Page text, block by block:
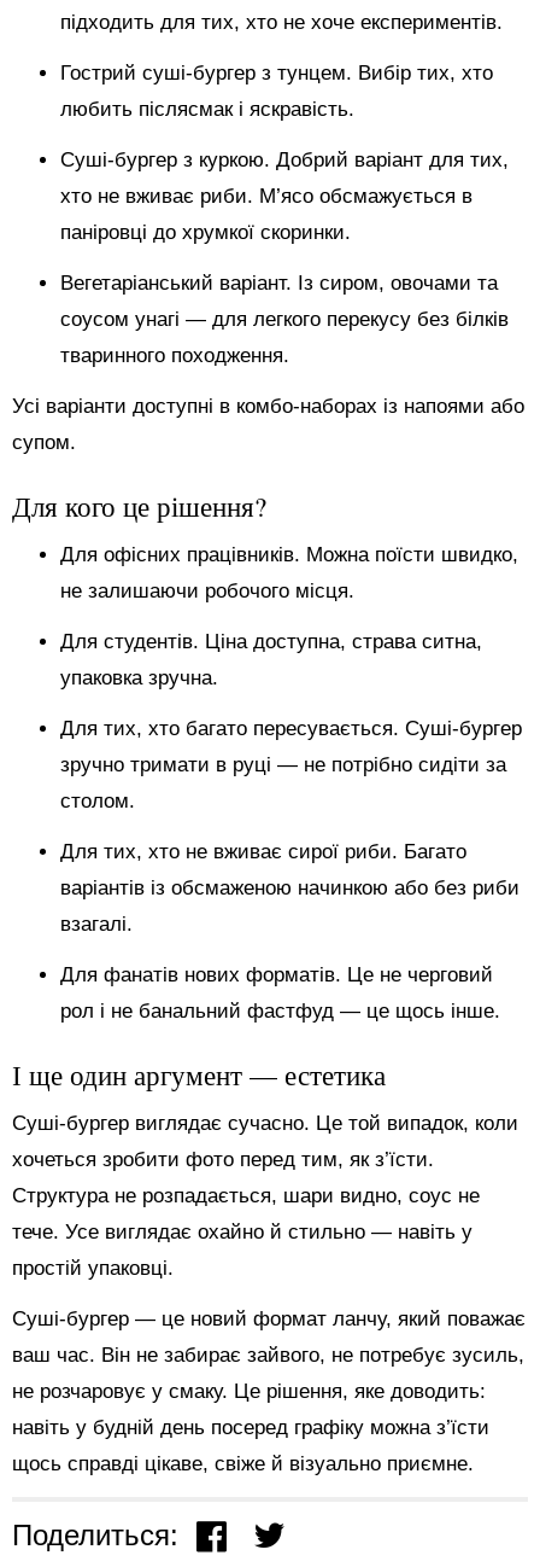
підходить для тих, хто не хоче експериментів.
Гострий суші-бургер з тунцем. Вибір тих, хто
любить післясмак і яскравість.
Суші-бургер з куркою. Добрий варіант для тих,
хто не вживає риби. М’ясо обсмажується в
паніровці до хрумкої скоринки.
Вегетаріанський варіант. Із сиром, овочами та
соусом унагі — для легкого перекусу без білків
тваринного походження.
Усі варіанти доступні в комбо-наборах із напоями або
супом.
Для кого це рішення?
Для офісних працівників. Можна поїсти швидко,
не залишаючи робочого місця.
Для студентів. Ціна доступна, страва ситна,
упаковка зручна.
Для тих, хто багато пересувається. Суші-бургер
зручно тримати в руці — не потрібно сидіти за
столом.
Для тих, хто не вживає сирої риби. Багато
варіантів із обсмаженою начинкою або без риби
взагалі.
Для фанатів нових форматів. Це не черговий
рол і не банальний фастфуд — це щось інше.
І ще один аргумент — естетика
Суші-бургер виглядає сучасно. Це той випадок, коли
хочеться зробити фото перед тим, як з’їсти.
Структура не розпадається, шари видно, соус не
тече. Усе виглядає охайно й стильно — навіть у
простій упаковці.
Суші-бургер — це новий формат ланчу, який поважає
ваш час. Він не забирає зайвого, не потребує зусиль,
не розчаровує у смаку. Це рішення, яке доводить:
навіть у будній день посеред графіку можна з’їсти
щось справді цікаве, свіже й візуально приємне.
Поделиться: